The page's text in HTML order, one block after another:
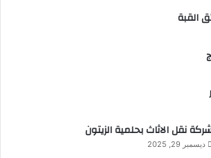
القبة
نقل الاثاث بحلمية الزيتون
ديسمبر 29, 2025